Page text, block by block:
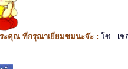
ะคุณ ที่กรุณาเยี่ยมชมนะจ๊ะ : โซ...เซ